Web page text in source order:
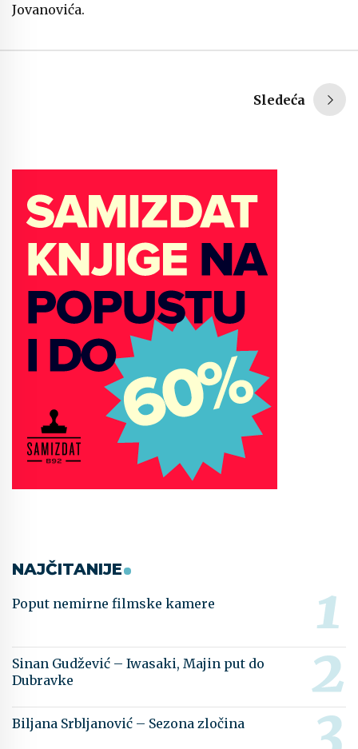
Jovanovića.
NAJČITANIJE
Poput nemirne filmske kamere
Sinan Gudžević – Iwasaki, Majin put do
Dubravke
Biljana Srbljanović – Sezona zločina